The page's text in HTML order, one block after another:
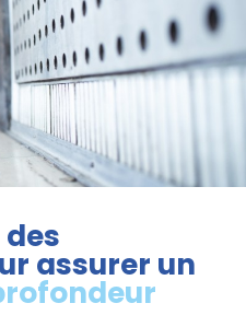
assurer un